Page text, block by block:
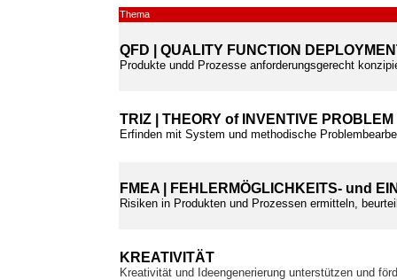
Thema
QFD | QUALITY FUNCTION
Produkte undd Prozesse anforderungsgerecht
TRIZ | THEORY of INVENTIVE PROBLEM
Erfinden mit System und methodische
FMEA | FEHLERMÖGLICHKEITS- und
Risiken in Produkten und Prozessen ermitteln,
KREATIVITÄT
Kreativität und Ideengenerierung unterstützen und